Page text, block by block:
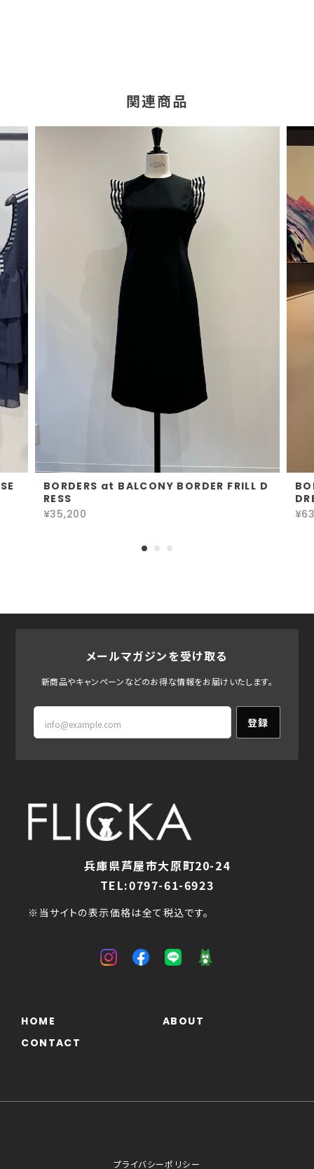
関連商品
BORDERS at BALCONY BORDER FRILL D
RESS
¥35,200
メールマガジンを受け取る
新商品やキャンペーンなどのお得な情報をお届けいたします。
登録
兵庫県芦屋市大原町20-24
TEL:0797-61-6923
※当サイトの表示価格は全て税込です。
HOME
ABOUT
CONTACT
プライバシーポリシー